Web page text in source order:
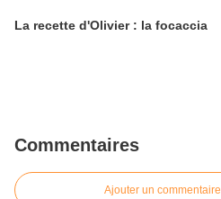
La recette d'Olivier : la focaccia
Commentaires
Ajouter un commentaire